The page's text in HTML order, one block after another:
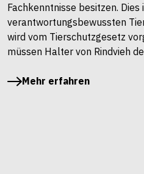
Fachkenntnisse besitzen. Dies
verantwortungsbewussten
wird vom Tierschutzgesetz
müssen Halter von Rindvieh
Mehr erfahren